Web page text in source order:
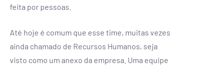
feita por pessoas.
Até hoje é comum que esse time, muitas vezes
ainda chamado de Recursos Humanos, seja
visto como um anexo da empresa. Uma equipe